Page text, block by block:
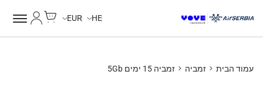
HE
EUR
עמוד הבית זמביה זמביה 15 ימים 5Gb